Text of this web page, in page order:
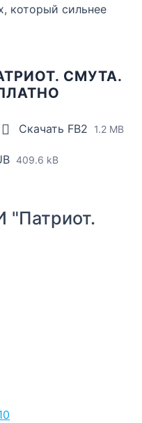
который сильнее
СМУТА.
Скачать FB2 1.2 MB
409.6 kB